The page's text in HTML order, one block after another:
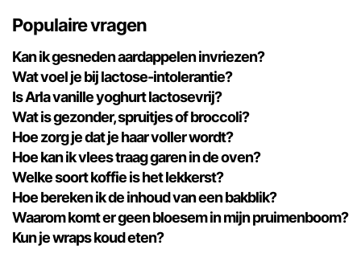
Populaire vragen
Kan ik gesneden aardappelen invriezen?
Wat voel je bij lactose-intolerantie?
Is Arla vanille yoghurt lactosevrij?
Wat is gezonder, spruitjes of broccoli?
Hoe zorg je dat je haar voller wordt?
Hoe kan ik vlees traag garen in de oven?
Welke soort koffie is het lekkerst?
Hoe bereken ik de inhoud van een bakblik?
Waarom komt er geen bloesem in mijn pruimenboom?
Kun je wraps koud eten?